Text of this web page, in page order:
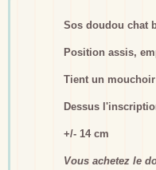
Sos doudou chat
Position assis,
Tient un
Dessus
+/- 14 cm
Vous achetez le